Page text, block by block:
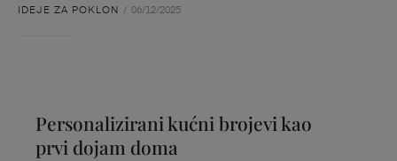
IDEJE ZA POKLON 06/12/2025
Personalizirani kućni brojevi kao
prvi dojam doma